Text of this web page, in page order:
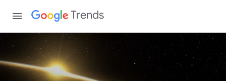
Trends